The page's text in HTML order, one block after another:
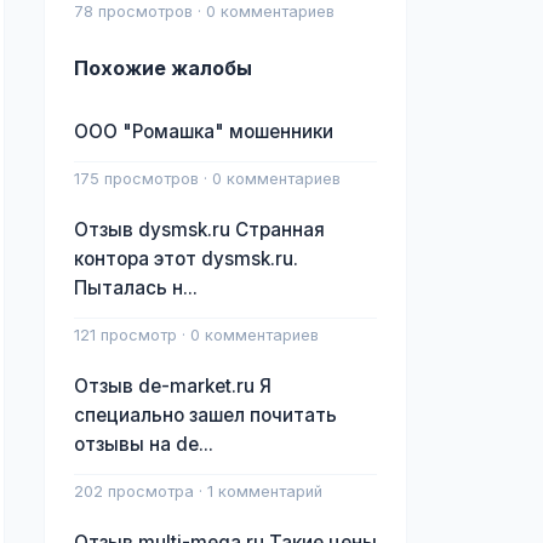
78 просмотров · 0 комментариев
Похожие жалобы
ООО "Ромашка" мошенники
175 просмотров · 0 комментариев
Отзыв dysmsk.ru Странная
контора этот dysmsk.ru.
Пыталась н...
121 просмотр · 0 комментариев
Отзыв de-market.ru Я
специально зашел почитать
отзывы на de...
202 просмотра · 1 комментарий